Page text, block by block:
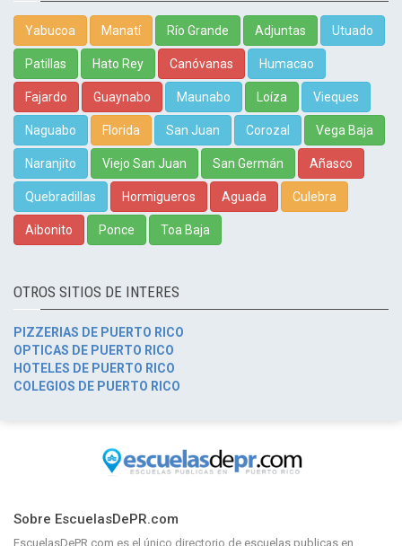
Yabucoa Manatí Río Grande Adjuntas Utuado
Patillas Hato Rey Canóvanas Humacao
Fajardo Guaynabo Maunabo Loíza Vieques
Naguabo Florida San Juan Corozal Vega Baja
Naranjito Viejo San Juan San Germán Añasco
Quebradillas Hormigueros Aguada Culebra
Aibonito Ponce Toa Baja
OTROS SITIOS DE INTERES
PIZZERIAS DE PUERTO RICO
OPTICAS DE PUERTO RICO
HOTELES DE PUERTO RICO
COLEGIOS DE PUERTO RICO
Sobre EscuelasDePR.com
EscuelasDePR.com es el único directorio de escuelas publicas en